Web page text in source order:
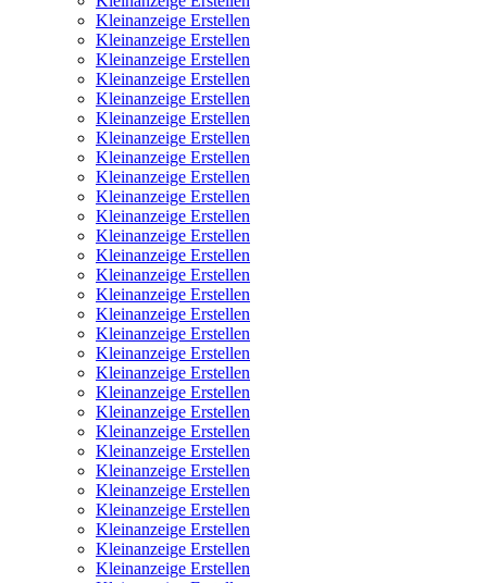
Kleinanzeige Erstellen
Kleinanzeige Erstellen
Kleinanzeige Erstellen
Kleinanzeige Erstellen
Kleinanzeige Erstellen
Kleinanzeige Erstellen
Kleinanzeige Erstellen
Kleinanzeige Erstellen
Kleinanzeige Erstellen
Kleinanzeige Erstellen
Kleinanzeige Erstellen
Kleinanzeige Erstellen
Kleinanzeige Erstellen
Kleinanzeige Erstellen
Kleinanzeige Erstellen
Kleinanzeige Erstellen
Kleinanzeige Erstellen
Kleinanzeige Erstellen
Kleinanzeige Erstellen
Kleinanzeige Erstellen
Kleinanzeige Erstellen
Kleinanzeige Erstellen
Kleinanzeige Erstellen
Kleinanzeige Erstellen
Kleinanzeige Erstellen
Kleinanzeige Erstellen
Kleinanzeige Erstellen
Kleinanzeige Erstellen
Kleinanzeige Erstellen